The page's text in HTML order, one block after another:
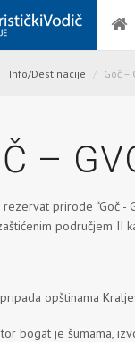
Info/Destinacije Goč –
–
prirode “Goč -
područjem II
opštinama
bogat je šumama,